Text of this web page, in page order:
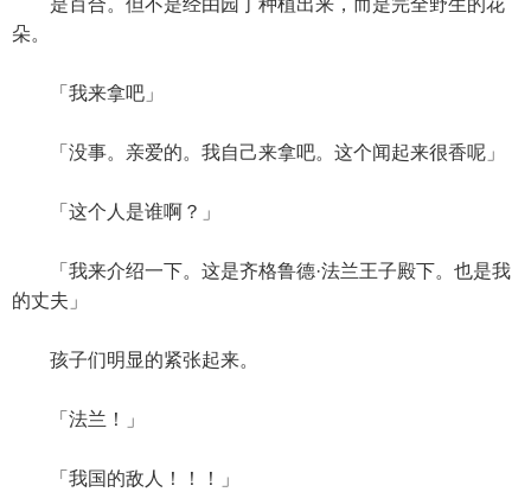
是百合。但不是经由园丁种植出来，而是完全野生的花
朵。
「我来拿吧」
「没事。亲爱的。我自己来拿吧。这个闻起来很香呢」
「这个人是谁啊？」
「我来介绍一下。这是齐格鲁德·法兰王子殿下。也是我
的丈夫」
孩子们明显的紧张起来。
「法兰！」
「我国的敌人！！！」